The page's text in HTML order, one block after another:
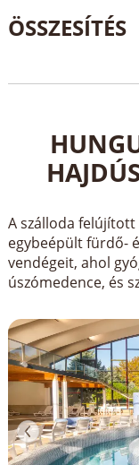
A szálloda felújított
egybeépült fürdő-
vendégeit, ahol
úszómedence, és